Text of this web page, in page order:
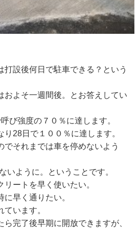
打設後何日で駐車できる？という
およそ一週間後。とお答えしてい
び強度の７０％に達します。
28日で１００％に達します。
でそれまでは車を停めないよう
いように。ということです。
ートを早く使いたい。
早く通りたい。
います。
完了後早期に開放できますが、